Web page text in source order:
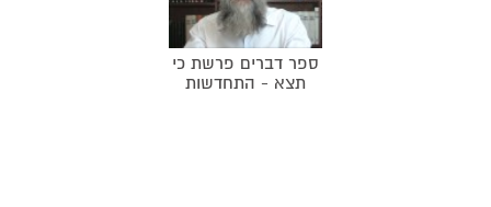
ספר דברים פרשת כי
תצא - התחדשות